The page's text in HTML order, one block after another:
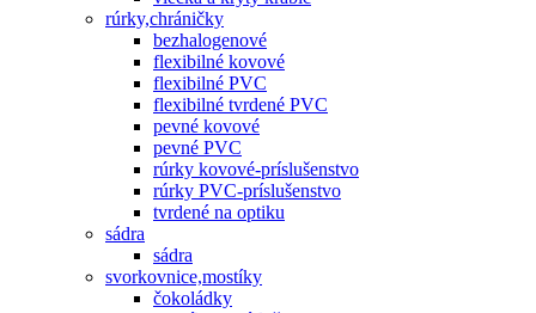
rúrky,chráničky
bezhalogenové
flexibilné kovové
flexibilné PVC
flexibilné tvrdené PVC
pevné kovové
pevné PVC
rúrky kovové-príslušenstvo
rúrky PVC-príslušenstvo
tvrdené na optiku
sádra
sádra
svorkovnice,mostíky
čokoládky